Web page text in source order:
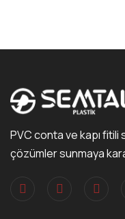
PVC conta ve kapı
çözümler sunmaya